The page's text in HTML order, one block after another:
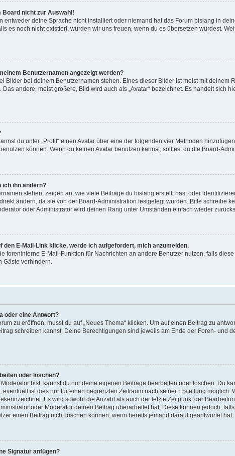
Board nicht zur Auswahl!
entweder deine Sprache nicht installiert oder niemand hat das Forum bislang in
es noch nicht existiert, würden wir uns freuen, wenn du es übersetzen würdest.
Benutzernamen angezeigt werden?
Bilder bei deinem Benutzernamen stehen. Eines dieser Bilder ist meist mit
andere, meist größere, Bild wird auch als „Avatar“ bezeichnet. Es handelt sich
du unter „Profil“ einen Avatar über eine der folgenden vier Methoden
können. Wenn du keinen Avatar benutzen kannst, solltest du die Board-
ich ihn ändern?
stehen, zeigen an, wie viele Beiträge du bislang erstellt hast oder
ändern, da sie von der Board-Administration festgelegt wurden. Bitte
oder Administrator wird deinen Rang unter Umständen einfach wieder
den E-Mail-Link klicke, werde ich aufgefordert, mich anzumelden.
foreninterne E-Mail-Funktion für Nachrichten an andere Benutzer nutzen, falls
Gäste verhindern.
oder eine Antwort?
zu eröffnen, musst du auf „Neues Thema“ klicken. Um auf einen Beitrag zu
schreiben kannst. Deine Berechtigungen sind jeweils am Ende der Foren- und
oder löschen?
bist, kannst du nur deine eigenen Beiträge bearbeiten oder löschen. Du
ist dies nur für einen begrenzten Zeitraum nach seiner Erstellung
Es wird sowohl die Anzahl als auch der letzte Zeitpunkt der
oder Moderator deinen Beitrag überarbeitet hat. Diese können jedoch,
einen Beitrag nicht löschen können, wenn bereits jemand darauf geantwortet hat.
Signatur anfügen?